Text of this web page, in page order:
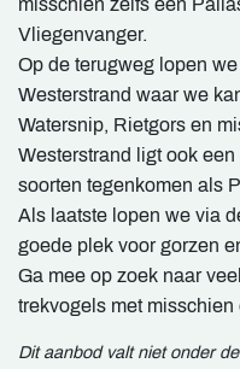
misschien zelfs een
Vliegenvanger.
Op de terugweg lopen
Westerstrand waar we
Watersnip, Rietgors en
Westerstrand ligt ook
soorten tegenkomen als
Als laatste lopen we via
goede plek voor gorzen
Ga mee op zoek naar
trekvogels met
Dit aanbod valt niet onder